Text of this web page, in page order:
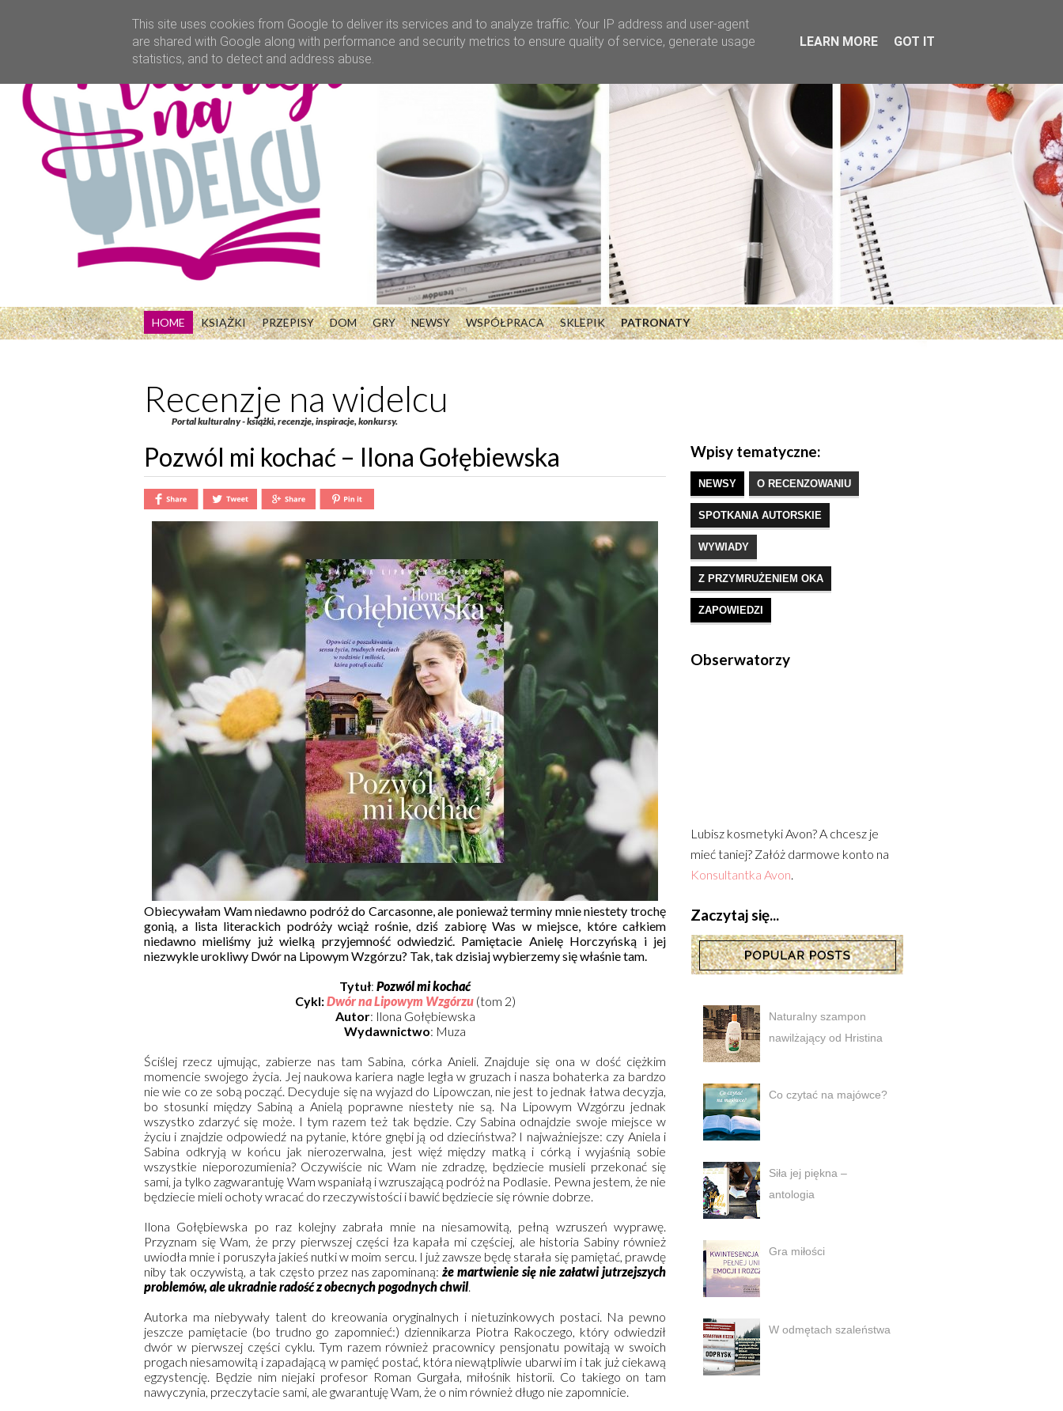
HOME KSIĄŻKI PRZEPISY DOM GRY NEWSY WSPÓŁPRACA SKLEPIK PATRONATY
Recenzje na widelcu
Portal kulturalny - książki, recenzje, inspiracje, konkursy.
Pozwól mi kochać – Ilona Gołębiewska
Obiecywałam Wam niedawno podróż do Carcasonne, ale ponieważ terminy mnie niestety trochę
gonią, a lista literackich podróży wciąż rośnie, dziś zabiorę Was w miejsce, które całkiem
niedawno mieliśmy już wielką przyjemność odwiedzić. Pamiętacie Anielę Horczyńską i jej
niezwykle urokliwy Dwór na Lipowym Wzgórzu? Tak, tak dzisiaj wybierzemy się właśnie tam.
Tytuł: Pozwól mi kochać
Cykl:Dwór na Lipowym Wzgórzu (tom 2)
Autor: Ilona Gołębiewska
Wydawnictwo: Muza
Ściślej rzecz ujmując, zabierze nas tam Sabina, córka Anieli. Znajduje się ona w dość ciężkim
momencie swojego życia. Jej naukowa kariera nagle legła w gruzach i nasza bohaterka za bardzo
nie wie co ze sobą począć. Decyduje się na wyjazd do Lipowczan, nie jest to jednak łatwa decyzja,
bo stosunki między Sabiną a Anielą poprawne niestety nie są. Na Lipowym Wzgórzu jednak
wszystko zdarzyć się może. I tym razem też tak będzie. Czy Sabina odnajdzie swoje miejsce w
życiu i znajdzie odpowiedź na pytanie, które gnębi ją od dzieciństwa? I najważniejsze: czy Aniela i
Sabina odkryją w końcu jak nierozerwalna, jest więź między matką i córką i wyjaśnią sobie
wszystkie nieporozumienia? Oczywiście nic Wam nie zdradzę, będziecie musieli przekonać się
sami, ja tylko zagwarantuję Wam wspaniałą i wzruszającą podróż na Podlasie. Pewna jestem, że nie
będziecie mieli ochoty wracać do rzeczywistości i bawić będziecie się równie dobrze.
Ilona Gołębiewska po raz kolejny zabrała mnie na niesamowitą, pełną wzruszeń wyprawę.
Przyznam się Wam, że przy pierwszej części łza kapała mi częściej, ale historia Sabiny również
uwiodła mnie i poruszyła jakieś nutki w moim sercu. I już zawsze będę starała się pamiętać, prawdę
niby tak oczywistą, a tak często przez nas zapominaną:że martwienie się nie załatwi jutrzejszych
problemów, ale ukradnie radość z obecnych pogodnych chwil.
Autorka ma niebywały talent do kreowania oryginalnych i nietuzinkowych postaci. Na pewno
jeszcze pamiętacie (bo trudno go zapomnieć:) dziennikarza Piotra Rakoczego, który odwiedził
dwór w pierwszej części cyklu. Tym razem również pracownicy pensjonatu powitają w swoich
progach niesamowitą i zapadającą w pamięć postać, która niewątpliwie ubarwi im i tak już ciekawą
egzystencję. Będzie nim niejaki profesor Roman Gurgała, miłośnik historii. Co takiego on tam
nawyczynia, przeczytacie sami, ale gwarantuję Wam, że o nim również długo nie zapomnicie.
Wpisy tematyczne:
NEWSY O RECENZOWANIU
SPOTKANIA AUTORSKIE
WYWIADY
Z PRZYMRUŻENIEM OKA
ZAPOWIEDZI
Obserwatorzy
Lubisz kosmetyki Avon? A chcesz je
mieć taniej? Załóż darmowe konto na
Konsultantka Avon.
Zaczytaj się...
Naturalny szampon
nawilżający od Hristina
Co czytać na majówce?
Siła jej piękna –
antologia
Gra miłości
W odmętach szaleństwa
This site uses cookies from Google to deliver its services and to analyze traffic. Your IP address and user-agent
are shared with Google along with performance and security metrics to ensure quality of service, generate usage
statistics, and to detect and address abuse.
LEARN MORE GOT IT